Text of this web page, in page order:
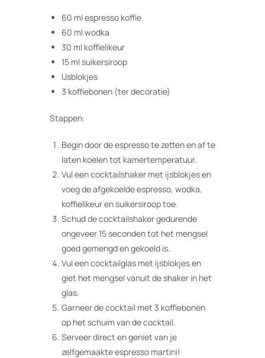
60 ml espresso koffie
60 ml wodka
30 ml koffielikeur
15 ml suikersiroop
IJsblokjes
3 koffiebonen (ter decoratie)
Stappen:
Begin door de espresso te zetten en af te
laten koelen tot kamertemperatuur.
Vul een cocktailshaker met ijsblokjes en
voeg de afgekoelde espresso, wodka,
koffielikeur en suikersiroop toe.
Schud de cocktailshaker gedurende
ongeveer 15 seconden tot het mengsel
goed gemengd en gekoeld is.
Vul een cocktailglas met ijsblokjes en
giet het mengsel vanuit de shaker in het
glas.
Garneer de cocktail met 3 koffiebonen
op het schuim van de cocktail.
Serveer direct en geniet van je
zelfgemaakte espresso martini!